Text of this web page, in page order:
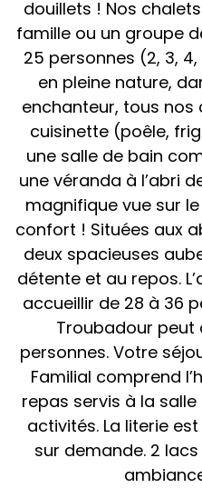
douillets ! Nos
famille ou un groupe
25 personnes (2, 3,
en pleine nature,
enchanteur, tous
cuisinette (poêle,
une salle de bain
une véranda à l’abri
magnifique vue sur
confort ! Situées aux
deux spacieuses
détente et au repos.
accueillir de 28 à 36
Troubadour peut
personnes. Votre
Familial comprend
repas servis à la
activités. La literie
sur demande. 2